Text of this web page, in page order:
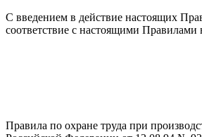
С введением в действие настоящих
соответствие с настоящими Правилами
Правила по охране труда при